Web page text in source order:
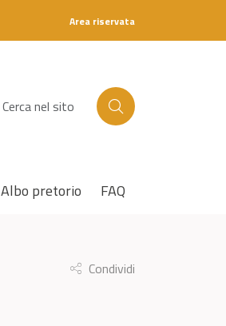
Area riservata
Albo pretorio FAQ
Condividi